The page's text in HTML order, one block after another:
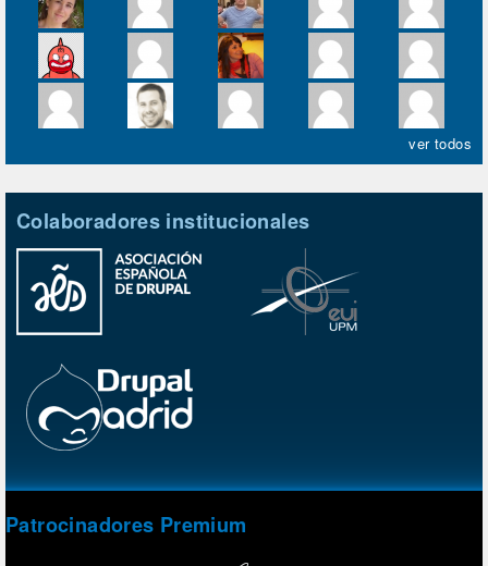
ver todos
Colaboradores institucionales
Patrocinadores Premium